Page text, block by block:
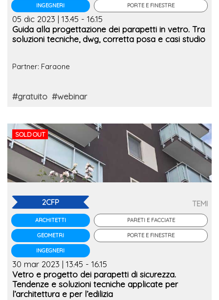
INGEGNERI PORTE E FINESTRE
05 dic 2023 | 13.45 - 16.15
Guida alla progettazione dei parapetti in vetro. Tra
soluzioni tecniche, dwg, corretta posa e casi studio
Partner: Faraone
#gratuito #webinar
SOLD OUT
2CFP
ARCHITETTI
GEOMETRI
INGEGNERI
TEMI
PARETI E FACCIATE
PORTE E FINESTRE
30 mar 2023 | 13.45 - 16.15
Vetro e progetto dei parapetti di sicurezza.
Tendenze e soluzioni tecniche applicate per
l’architettura e per l’edilizia